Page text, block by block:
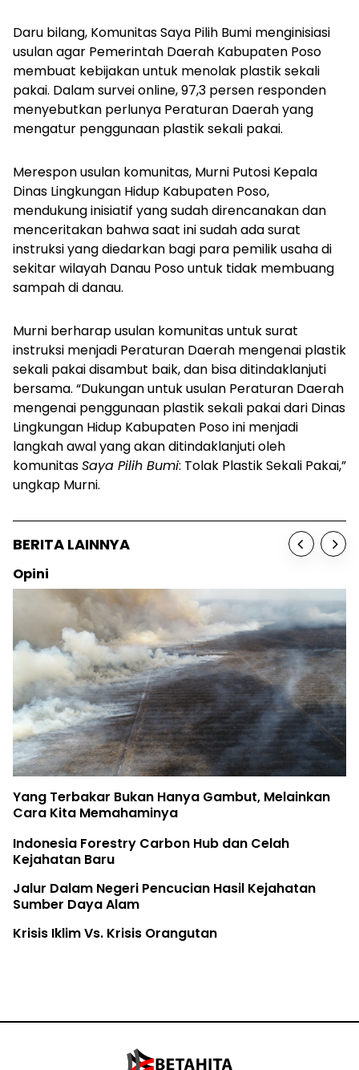
Daru bilang, Komunitas Saya Pilih Bumi menginisiasi
usulan agar Pemerintah Daerah Kabupaten Poso
membuat kebijakan untuk menolak plastik sekali
pakai. Dalam survei online, 97,3 persen responden
menyebutkan perlunya Peraturan Daerah yang
mengatur penggunaan plastik sekali pakai.
Merespon usulan komunitas, Murni Putosi Kepala
Dinas Lingkungan Hidup Kabupaten Poso,
mendukung inisiatif yang sudah direncanakan dan
menceritakan bahwa saat ini sudah ada surat
instruksi yang diedarkan bagi para pemilik usaha di
sekitar wilayah Danau Poso untuk tidak membuang
sampah di danau.
Murni berharap usulan komunitas untuk surat
instruksi menjadi Peraturan Daerah mengenai plastik
sekali pakai disambut baik, dan bisa ditindaklanjuti
bersama. “Dukungan untuk usulan Peraturan Daerah
mengenai penggunaan plastik sekali pakai dari Dinas
Lingkungan Hidup Kabupaten Poso ini menjadi
langkah awal yang akan ditindaklanjuti oleh
komunitasSaya Pilih Bumi: Tolak Plastik Sekali Pakai,”
ungkap Murni.
BERITA LAINNYA
Opini
Yang Terbakar Bukan Hanya Gambut, Melainkan
Cara Kita Memahaminya
Indonesia Forestry Carbon Hub dan Celah
Kejahatan Baru
Jalur Dalam Negeri Pencucian Hasil Kejahatan
Sumber Daya Alam
Krisis Iklim Vs. Krisis Orangutan